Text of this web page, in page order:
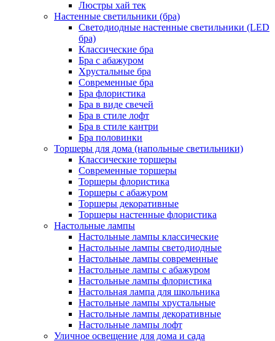
Люстры хай тек
Настенные светильники (бра)
Светодиодные настенные светильники (LED
бра)
Классические бра
Бра с абажуром
Хрустальные бра
Современные бра
Бра флористика
Бра в виде свечей
Бра в стиле лофт
Бра в стиле кантри
Бра половинки
Торшеры для дома (напольные светильники)
Классические торшеры
Современные торшеры
Торшеры флористика
Торшеры с абажуром
Торшеры декоративные
Торшеры настенные флористика
Настольные лампы
Настольные лампы классические
Настольные лампы светодиодные
Настольные лампы современные
Настольные лампы с абажуром
Настольные лампы флористика
Настольная лампа для школьника
Настольные лампы хрустальные
Настольные лампы декоративные
Настольные лампы лофт
Уличное освещение для дома и сада